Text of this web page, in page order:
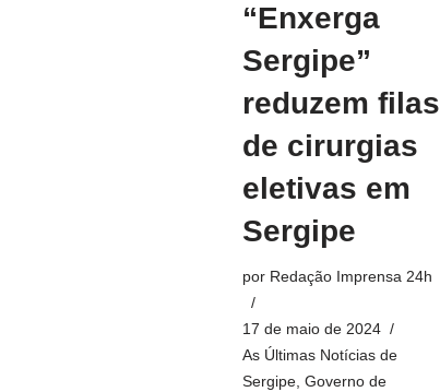
“Enxerga
Sergipe”
reduzem filas
de cirurgias
eletivas em
Sergipe
por Redação Imprensa 24h
17 de maio de 2024
As Últimas Notícias de
Sergipe, Governo de